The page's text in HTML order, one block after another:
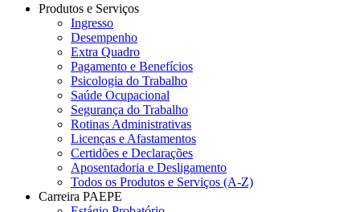
Produtos e Serviços
Ingresso
Desempenho
Extra Quadro
Pagamento e Benefícios
Psicologia do Trabalho
Saúde Ocupacional
Segurança do Trabalho
Rotinas Administrativas
Licenças e Afastamentos
Certidões e Declarações
Aposentadoria e Desligamento
Todos os Produtos e Serviços (A-Z)
Carreira PAEPE